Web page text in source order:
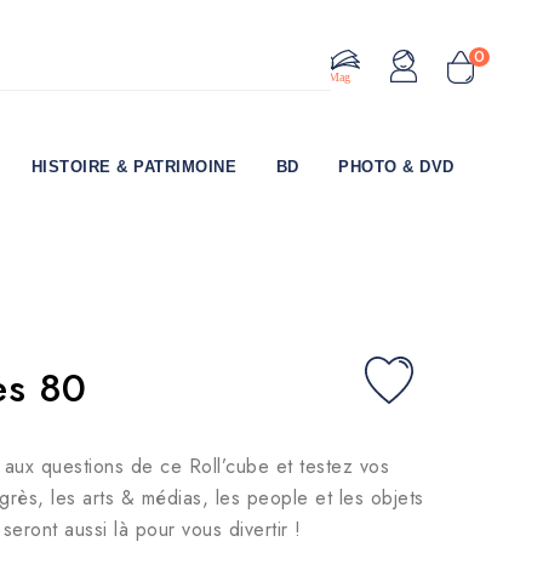
0
Le Mag
HISTOIRE & PATRIMOINE BD PHOTO & DVD
80
questions de ce Roll’cube et testez vos
les arts & médias, les people et les objets
aussi là pour vous divertir !